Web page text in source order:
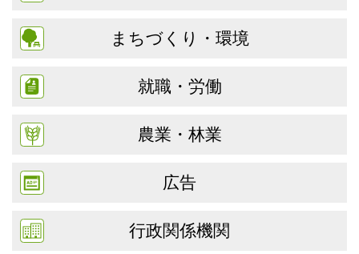
まちづくり・環境
就職・労働
農業・林業
広告
行政関係機関